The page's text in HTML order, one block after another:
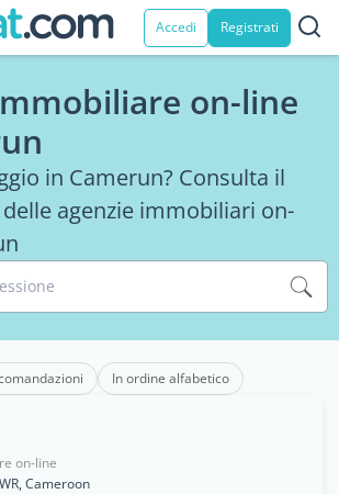
Accedi Registrati
on-line
in Camerun? Consulta il
agenzie immobiliari on-
In ordine alfabetico
on-line
Cameroon